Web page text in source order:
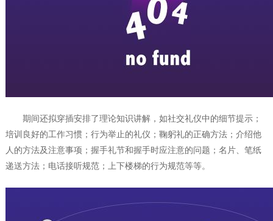
期间还拟穿插安排了理论知识讲解，如社交礼仪中的细节提示；
培训良好的工作习惯；行为举止的礼仪；鞠躬礼的正确方法；介绍他
人的方法及注意事项；握手礼节和握手时应注意的问题；名片、笔纸
递送方法；电话接听规范；上下楼梯的行为规范等等。